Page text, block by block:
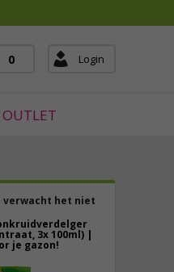
0 Login
OUTLET
verwacht het niet
3x 100ml) |
je gazon!